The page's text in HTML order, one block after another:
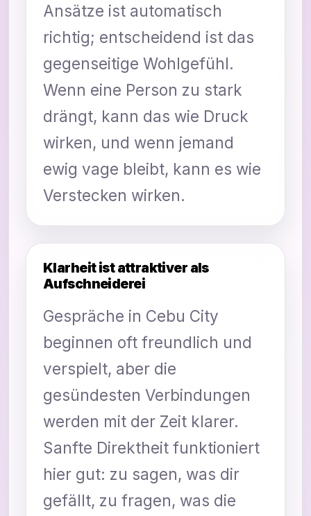
Ansätze ist automatisch
richtig; entscheidend ist das
gegenseitige Wohlgefühl.
Wenn eine Person zu stark
drängt, kann das wie Druck
wirken, und wenn jemand
ewig vage bleibt, kann es wie
Verstecken wirken.
Klarheit ist attraktiver als
Aufschneiderei
Gespräche in Cebu City
beginnen oft freundlich und
verspielt, aber die
gesündesten Verbindungen
werden mit der Zeit klarer.
Sanfte Direktheit funktioniert
hier gut: zu sagen, was dir
gefällt, zu fragen, was die